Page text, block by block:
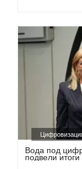
Вода под
подвели